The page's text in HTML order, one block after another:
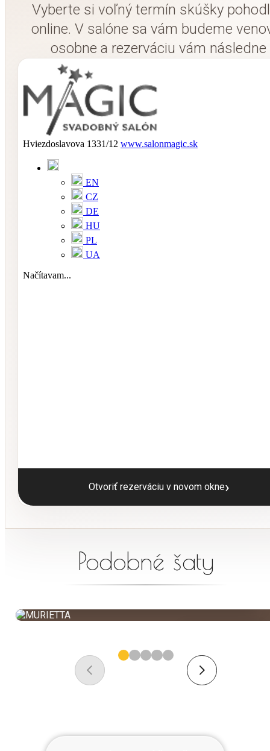
Vyberte si voľný termín skúšky
online. V salóne sa vám budeme
osobne a rezerváciu vám následne
Otvoriť rezerváciu v novom okne›
Podobné šaty
MURIETTA